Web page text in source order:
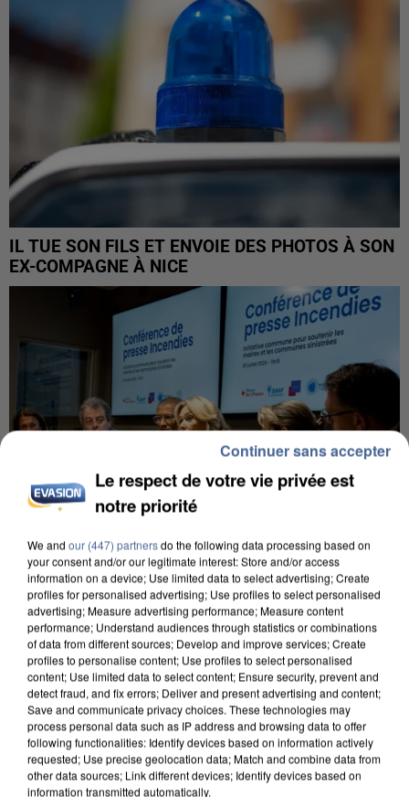
IL TUE SON FILS ET ENVOIE DES PHOTOS À SON
EX-COMPAGNE À NICE
INCENDIES : L’ÎLE-DE-FRANCE LANCE UN ÉLAN
DE SOLIDARITÉ AVEC LES...
Le respect de votre vie privée est
notre priorité
We and our (447) partnersdo the following data processing based on
your consent and/or our legitimate interest: Store and/or access
information on a device; Use limited data to select advertising; Create
profiles for personalised advertising; Use profiles to select personalised
advertising; Measure advertising performance; Measure content
performance; Understand audiences through statistics or combinations
of data from different sources; Develop and improve services; Create
profiles to personalise content; Use profiles to select personalised
content; Use limited data to select content; Ensure security, prevent and
detect fraud, and fix errors; Deliver and present advertising and content;
Save and communicate privacy choices. These technologies may
process personal data such as IP address and browsing data to offer
following functionalities: Identify devices based on information actively
requested; Use precise geolocation data; Match and combine data from
other data sources; Link different devices; Identify devices based on
information transmitted automatically.
Continuer sans accepter